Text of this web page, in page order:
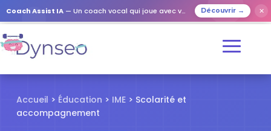
Coach Assist IA — Un coach vocal qui joue avec vos proches Découvrir → ✕
Accueil > Éducation > IME > Scolarité et
accompagnement